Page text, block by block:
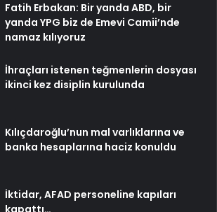
Fatih Erbakan: Bir yanda ABD, bir
yanda YPG biz de Emevi Camii’nde
namaz kılıyoruz
İhraçları istenen teğmenlerin dosyası
ikinci kez disiplin kurulunda
Kılıçdaroğlu’nun mal varlıklarına ve
banka hesaplarına haciz konuldu
İktidar, AFAD personeline kapıları